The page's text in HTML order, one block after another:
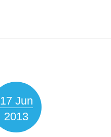
17 Jun
2013